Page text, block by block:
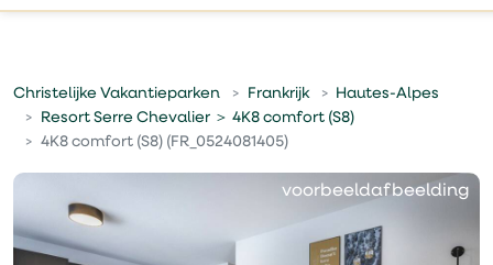
Christelijke Vakantieparken Frankrijk
Hautes-Alpes
Resort Serre Chevalier ＞ 4K8 comfort (S8)
4K8 comfort (S8) (FR_0524081405)
voorbeeldafbeelding